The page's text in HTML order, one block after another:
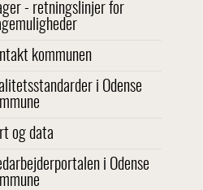
- retningslinjer for
kommunen
i Odense
og data
i Odense